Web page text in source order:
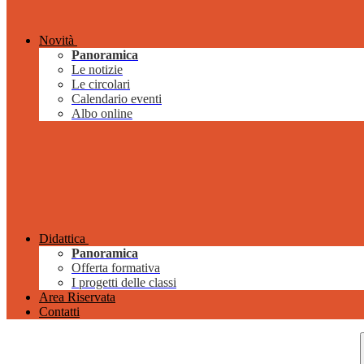
Novità
Panoramica
Le notizie
Le circolari
Calendario eventi
Albo online
Didattica
Panoramica
Offerta formativa
I progetti delle classi
Area Riservata
Contatti